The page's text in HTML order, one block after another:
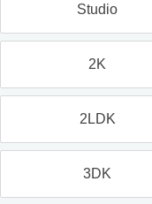
Studio
2K
2LDK
3DK